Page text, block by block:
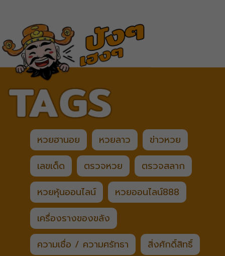
หวยฮานอย หวยลาว
ข่าวหวย
เลขเด็ด
ตรวจหวย
ตรวจสลาก
หวยหุ้นออนไลน์
หวยออนไลน์888
เครื่องรางของขลัง
ความเชื่อ / ความศรัทธา
สิ่งศักดิ์สิทธิ์